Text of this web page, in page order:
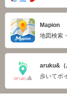
Mapion
地図検索
aruku&（
歩いてポ